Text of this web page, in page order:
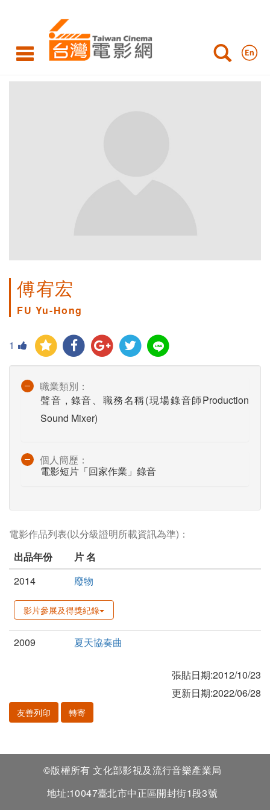
傅宥宏
FU Yu-Hong
1
職業類別：
聲音 , 錄音、職務名稱(現場錄音師Production
Sound Mixer)
個人簡歷：
電影短片「回家作業」錄音
電影作品列表(以分級證明所載資訊為準)：
出品年份
片 名
2014
廢物
影片參展及得獎紀錄
2009 夏天協奏曲
張貼日期:2012/10/23
更新日期:2022/06/28
友善列印 轉寄
©版權所有 文化部影視及流行音樂產業局
地址:10047臺北市中正區開封街1段3號